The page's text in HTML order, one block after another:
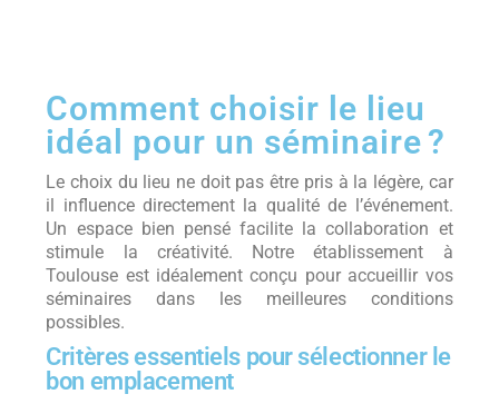
Comment choisir le lieu
idéal pour un séminaire ?
Le choix du lieu ne doit pas être pris à la légère, car
il influence directement la qualité de l’événement.
Un espace bien pensé facilite la collaboration et
stimule la créativité. Notre établissement à
Toulouse est idéalement conçu pour accueillir vos
séminaires dans les meilleures conditions
possibles.
Critères essentiels pour sélectionner le
bon emplacement